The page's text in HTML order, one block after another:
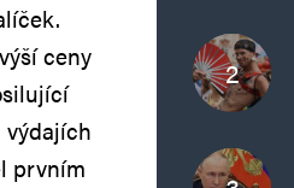
ceny
prvním